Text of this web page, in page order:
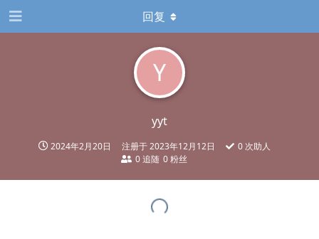
Y
yyt
2024年2月20日 注册于2023年12月12日 0次助人
0追随 0粉丝
回复